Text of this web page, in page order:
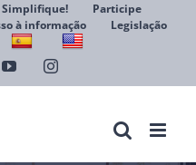
Simplifique!
Participe
à informação
Legislação
YouTubeInstagram